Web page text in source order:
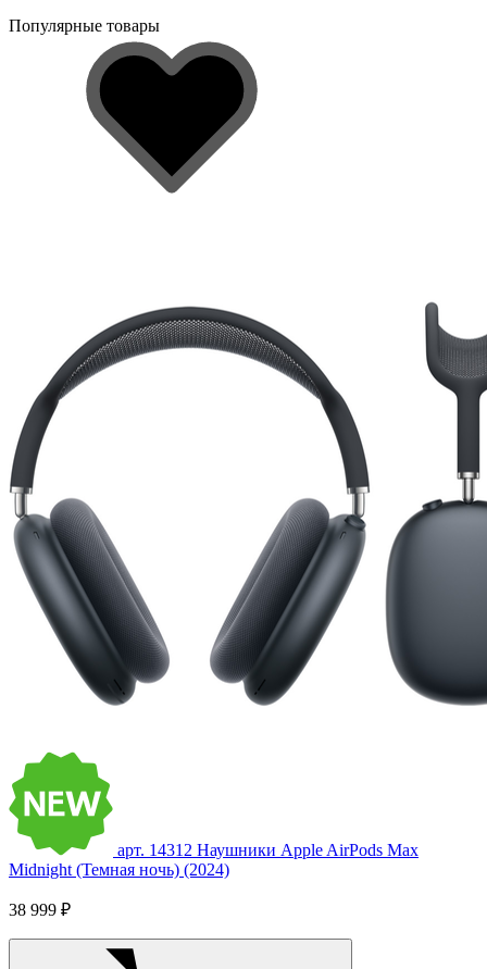
Популярные товары
арт. 14312 Наушники Apple AirPods Max
Midnight (Темная ночь) (2024)
38 999 ₽